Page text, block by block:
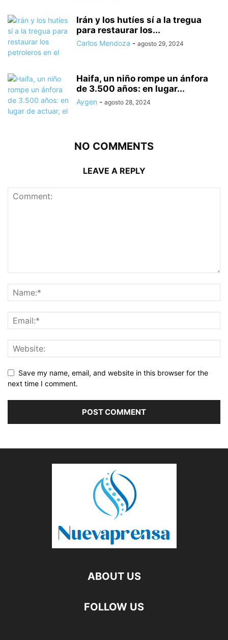
Irán y los hutíes sí a la tregua
para restaurar los...
Carlos Mendoza - agosto 29, 2024
Haifa, un niño rompe un ánfora
de 3.500 años: en lugar...
Aygen - agosto 28, 2024
NO COMMENTS
LEAVE A REPLY
Save my name, email, and website in this browser for the
next time I comment.
ABOUT US
FOLLOW US